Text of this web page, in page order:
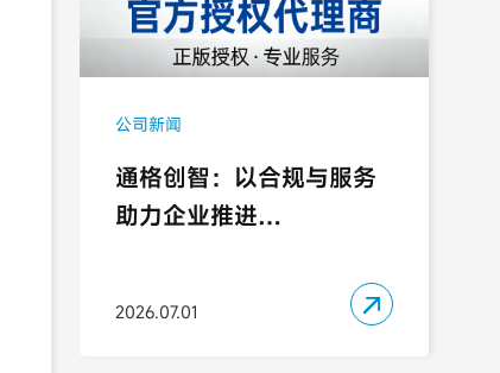
公司新闻
通格创智：以合规与服务
助力企业推进
2026.07.01 